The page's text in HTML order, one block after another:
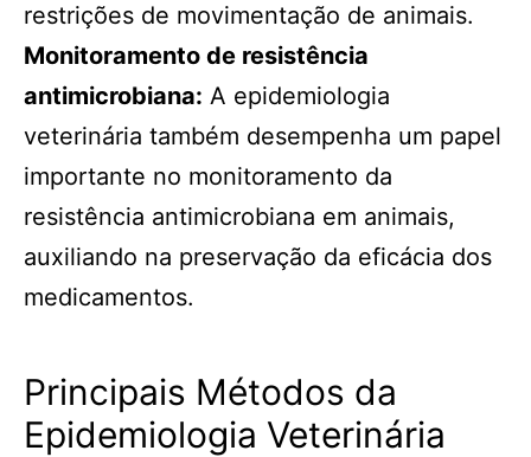
restrições de movimentação de animais.
Monitoramento de resistência
antimicrobiana: A epidemiologia
veterinária também desempenha um papel
importante no monitoramento da
resistência antimicrobiana em animais,
auxiliando na preservação da eficácia dos
medicamentos.
Principais Métodos da
Epidemiologia Veterinária